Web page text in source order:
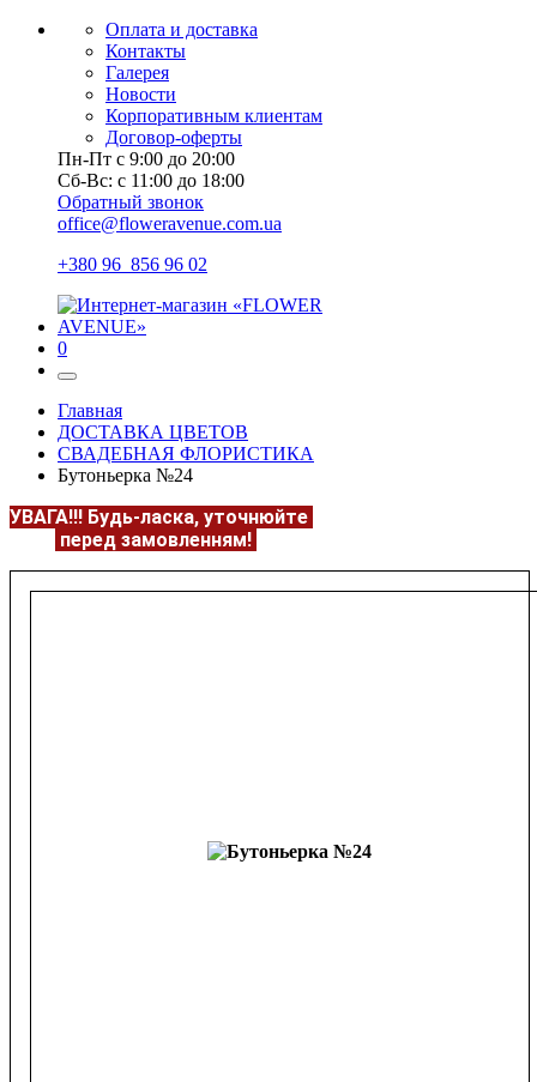
Оплата и доставка
Контакты
Галерея
Новости
Корпоративным клиентам
Договор-оферты
Пн-Пт с 9:00 до 20:00
Сб-Вс: с 11:00 до 18:00
Обратный звонок
office@floweravenue.com.ua
+380 96 856 96 02
0
Главная
ДОСТАВКА ЦВЕТОВ
СВАДЕБНАЯ ФЛОРИСТИКА
Бутоньерка №24
УВАГА!!! Будь-ласка, уточнюйте
перед замовленням!